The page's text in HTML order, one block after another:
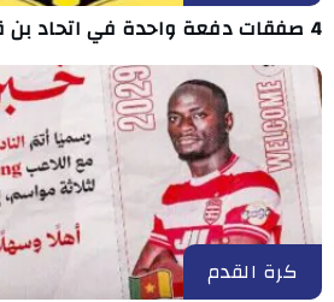
4 صفقات دفعة واحدة في اتحاد بن قردان
كرة القدم